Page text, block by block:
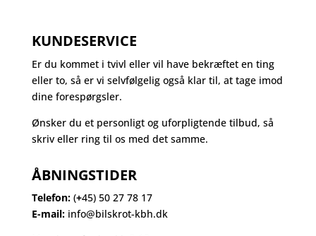
KUNDESERVICE
Er du kommet i tvivl eller vil have bekræftet en ting
eller to, så er vi selvfølgelig også klar til, at tage imod
dine forespørgsler.
Ønsker du et personligt og uforpligtende tilbud, så
skriv eller ring til os med det samme.
ÅBNINGSTIDER
Telefon: (+45) 50 27 78 17
E-mail: info@bilskrot-kbh.dk